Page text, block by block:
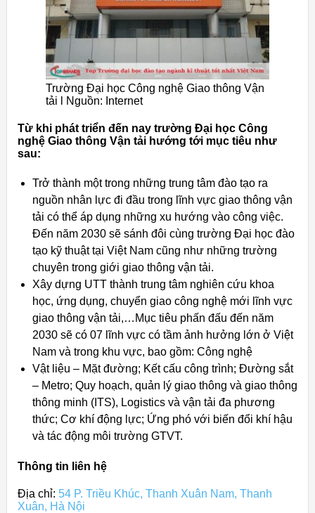
Trường Đại học Công nghệ Giao thông Vận
tải l Nguồn: Internet
Từ khi phát triển đến nay trường Đại học Công
nghệ Giao thông Vận tải hướng tới mục tiêu như
sau:
Trở thành một trong những trung tâm đào tạo ra
nguồn nhân lực đi đầu trong lĩnh vực giao thông vận
tải có thể áp dụng những xu hướng vào công việc.
Đến năm 2030 sẽ sánh đôi cùng trường Đại học đào
tạo kỹ thuật tại Việt Nam cũng như những trường
chuyên trong giới giao thông vận tải.
Xây dựng UTT thành trung tâm nghiên cứu khoa
học, ứng dụng, chuyển giao công nghệ mới lĩnh vực
giao thông vận tải,…Mục tiêu phấn đấu đến năm
2030 sẽ có 07 lĩnh vực có tầm ảnh hưởng lớn ở Việt
Nam và trong khu vực, bao gồm: Công nghệ
Vật liệu – Mặt đường; Kết cấu công trình; Đường sắt
– Metro; Quy hoạch, quản lý giao thông và giao thông
thông minh (ITS), Logistics và vận tải đa phương
thức; Cơ khí động lực; Ứng phó với biến đổi khí hậu
và tác động môi trường GTVT.
Thông tin liên hệ
Địa chỉ: 54 P. Triều Khúc, Thanh Xuân Nam, Thanh
Xuân, Hà Nội